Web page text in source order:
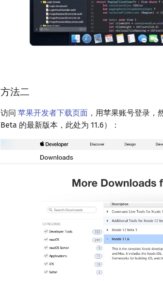
方法二
访问 苹果开发者下载页面 ，用苹果账号登录，
Beta 的最新版本，此处为 11.6）：